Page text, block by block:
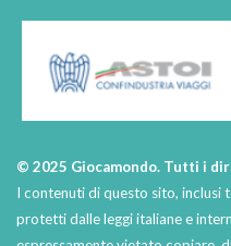
© 2025 Giocamondo. Tutti i
I contenuti di questo sito, inclusi
protetti dalle leggi italiane e